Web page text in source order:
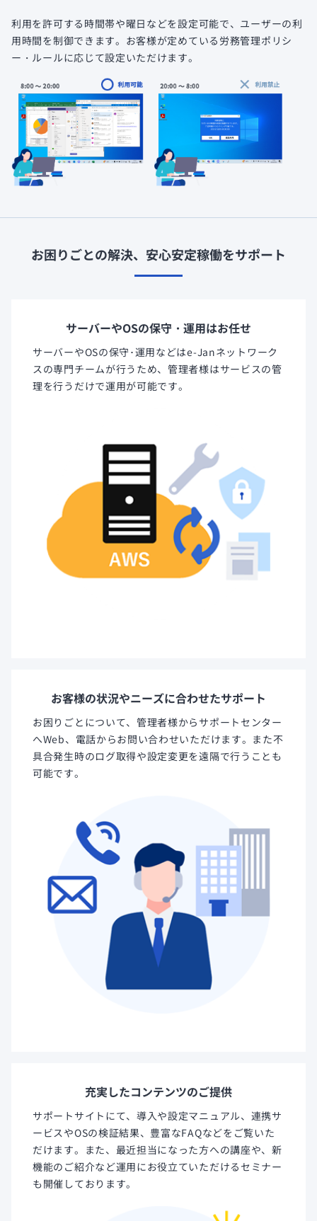
利用を許可する時間帯や曜日などを設定可能で、ユーザーの利
用時間を制御できます。お客様が定めている労務管理ポリシ
ー・ルールに応じて設定いただけます。
お困りごとの解決、安心安定稼働をサポート
サーバーやOSの保守・運用はお任せ
サーバーやOSの保守･運用などはe-Janネットワーク
スの専門チームが行うため、管理者様はサービスの管
理を行うだけで運用が可能です。
お客様の状況やニーズに合わせたサポート
お困りごとについて、管理者様からサポートセンター
へWeb、電話からお問い合わせいただけます。また不
具合発生時のログ取得や設定変更を遠隔で行うことも
可能です。
充実したコンテンツのご提供
サポートサイトにて、導入や設定マニュアル、連携サ
ービスやOSの検証結果、豊富なFAQなどをご覧いた
だけます。また、最近担当になった方への講座や、新
機能のご紹介など運用にお役立ていただけるセミナー
も開催しております。